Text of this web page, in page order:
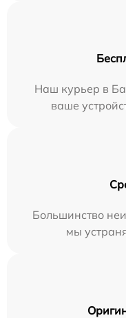
Наш курьер в
ваше
Большинство
мы